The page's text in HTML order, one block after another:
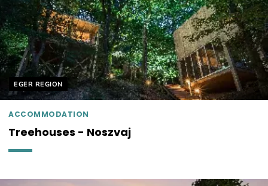
Helyszín címkék:
EGER REGION
ACCOMMODATION
Treehouses - Noszvaj